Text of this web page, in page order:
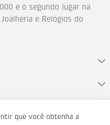
e o segundo lugar na
e Relógios do
que você obtenha a